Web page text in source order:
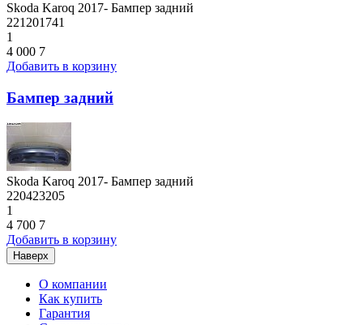
Skoda Karoq 2017- Бампер задний
221201741
1
4 000 7
Добавить в корзину
Бампер задний
Skoda Karoq 2017- Бампер задний
220423205
1
4 700 7
Добавить в корзину
Наверх
О компании
Как купить
Гарантия